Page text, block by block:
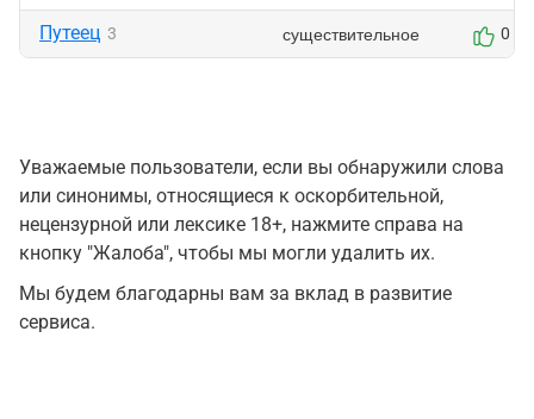
Путеец 3 существительное 0
Уважаемые пользователи, если вы обнаружили слова
или синонимы, относящиеся к оскорбительной,
нецензурной или лексике 18+, нажмите справа на
кнопку "Жалоба", чтобы мы могли удалить их.
Мы будем благодарны вам за вклад в развитие
сервиса.